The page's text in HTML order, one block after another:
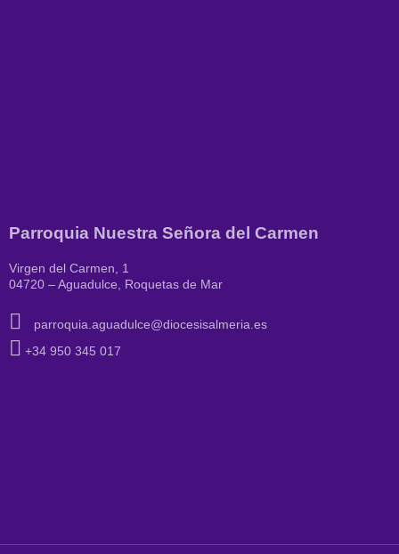
Parroquia Nuestra Señora del Carmen
Virgen del Carmen, 1
04720 – Aguadulce, Roquetas de Mar
parroquia.aguadulce@diocesisalmeria.es
+34 950 345 017